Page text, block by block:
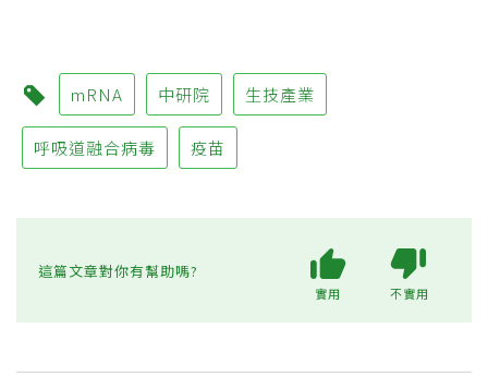
mRNA 中研院 生技產業
呼吸道融合病毒 疫苗
這篇文章對你有幫助嗎?
實用 不實用